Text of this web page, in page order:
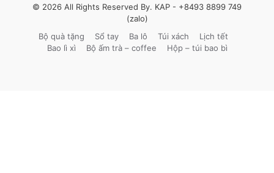
© 2026 All Rights Reserved By. KAP - +8493 8899 749
(zalo)
Bộ quà tặng
Sổ tay Ba lô Túi xách
Lịch tết
Bao lì xì
Bộ ấm trà – coffee Hộp – túi bao bì